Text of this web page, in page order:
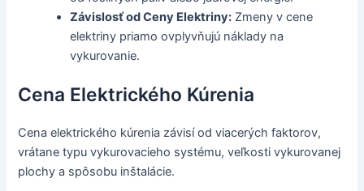
Závislosť od Ceny Elektriny: Zmeny v cene
elektriny priamo ovplyvňujú náklady na
vykurovanie.
Cena Elektrického Kúrenia
Cena elektrického kúrenia závisí od viacerých faktorov,
vrátane typu vykurovacieho systému, veľkosti vykurovanej
plochy a spôsobu inštalácie.